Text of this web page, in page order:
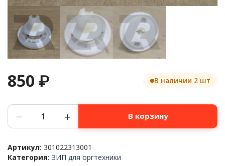
850 ₽ В наличии 2 шт
Количество
товара
Шестерня
фотобарабана
Pantum™
− + В корзину
Артикул: 301022313001
Категория: ЗИП для оргтехники